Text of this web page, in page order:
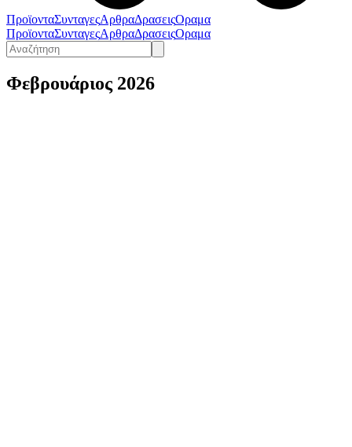
ΠροϊονταΣυνταγεςΑρθραΔρασειςΟραμα
ΠροϊονταΣυνταγεςΑρθραΔρασειςΟραμα
Φεβρουάριος 2026